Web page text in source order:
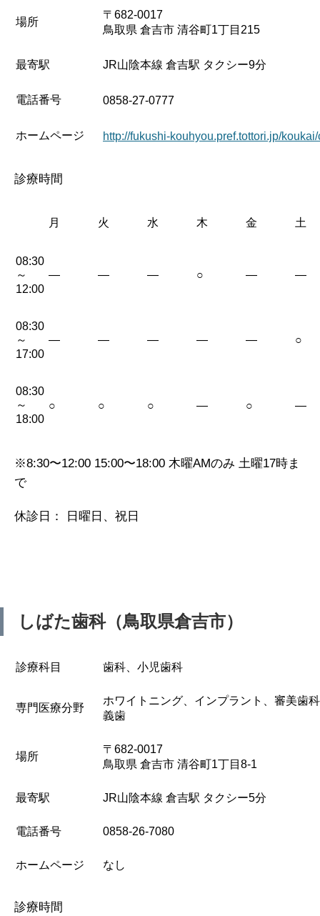
場所
〒682-0017
鳥取県 倉吉市 清谷町1丁目215
最寄駅 JR山陰本線 倉吉駅 タクシー9分
電話番号 0858-27-0777
ホームページ http://fukushi-kouhyou.pref.tottori.jp/
診療時間
月 火 水 木 金 土
08:30
～
12:00
— — — ○ — —
08:30
～
17:00
— — — — — ○
08:30
～
18:00
○ ○ ○ — ○ —
※8:30〜12:00 15:00〜18:00 木曜AMのみ 土曜17時ま
で
休診日： 日曜日、祝日
しばた歯科（鳥取県倉吉市）
診療科目 歯科、小児歯科
専門医療分野
ホワイトニング、インプラント、審美歯
義歯
場所
〒682-0017
鳥取県 倉吉市 清谷町1丁目8-1
最寄駅 JR山陰本線 倉吉駅 タクシー5分
電話番号 0858-26-7080
ホームページ なし
診療時間